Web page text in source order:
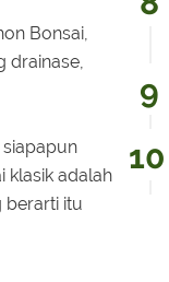
Bonsai,
drainase,
klasik adalah
berarti itu